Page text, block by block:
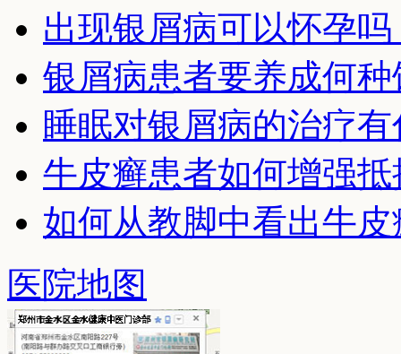
出现银屑病可以怀孕吗
银屑病患者要养成何
睡眠对银屑病的治疗
牛皮癣患者如何增强抵
如何从教脚中看出牛皮
医院地图